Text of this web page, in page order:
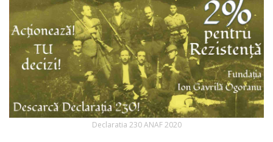
Declaratia 230 ANAF 2020